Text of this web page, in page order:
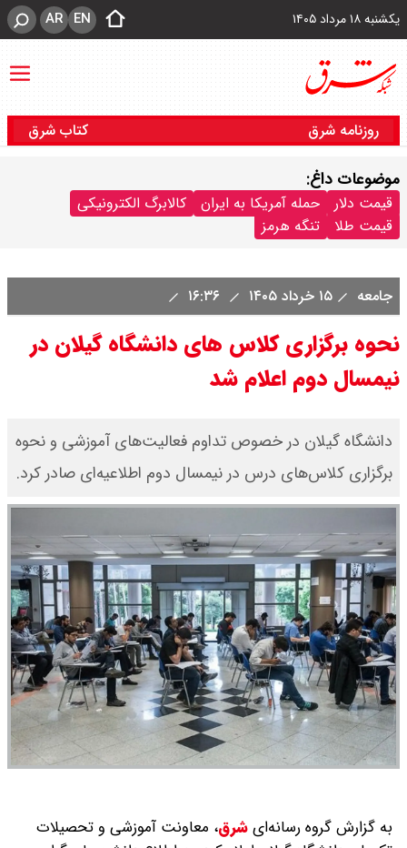
یکشنبه ۱۸ مرداد ۱۴۰۵ EN
AR
روزنامه شرق کتاب شرق
موضوعات داغ:
قیمت دلار حمله آمریکا به ایران
کالابرگ الکترونیکی
قیمت طلا
تنگه هرمز
جامعه ۱۵ خرداد ۱۴۰۵
نحوه برگزاری کلاس های دانشگاه گیلان در
نیمسال دوم اعلام شد
دانشگاه گیلان در خصوص تداوم فعالیت‌های آموزشی و نحوه
برگزاری کلاس‌های درس در نیمسال دوم اطلاعیه‌ای صادر کرد.
به گزارش گروه رسانه‌ایشرق، معاونت آموزشی و تحصیلات